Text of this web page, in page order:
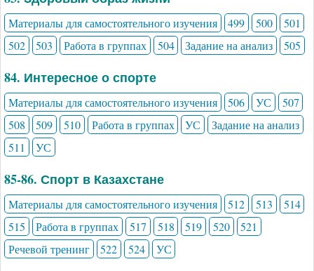
Материалы для самостоятельного изучения 499 500
501
502
503 Работа в группах 504 Задание на анализ 505
84. Интересное о спорте
Материалы для самостоятельного изучения 506 УС
507
508
509 510 Работа в группах УС
Задание на анализ
511
УС
85-86. Спорт в Казахстане
Материалы для самостоятельного изучения 512 513
514
515
Работа в группах 517 518 519 520
521
Речевой тренинг
522 524 УС